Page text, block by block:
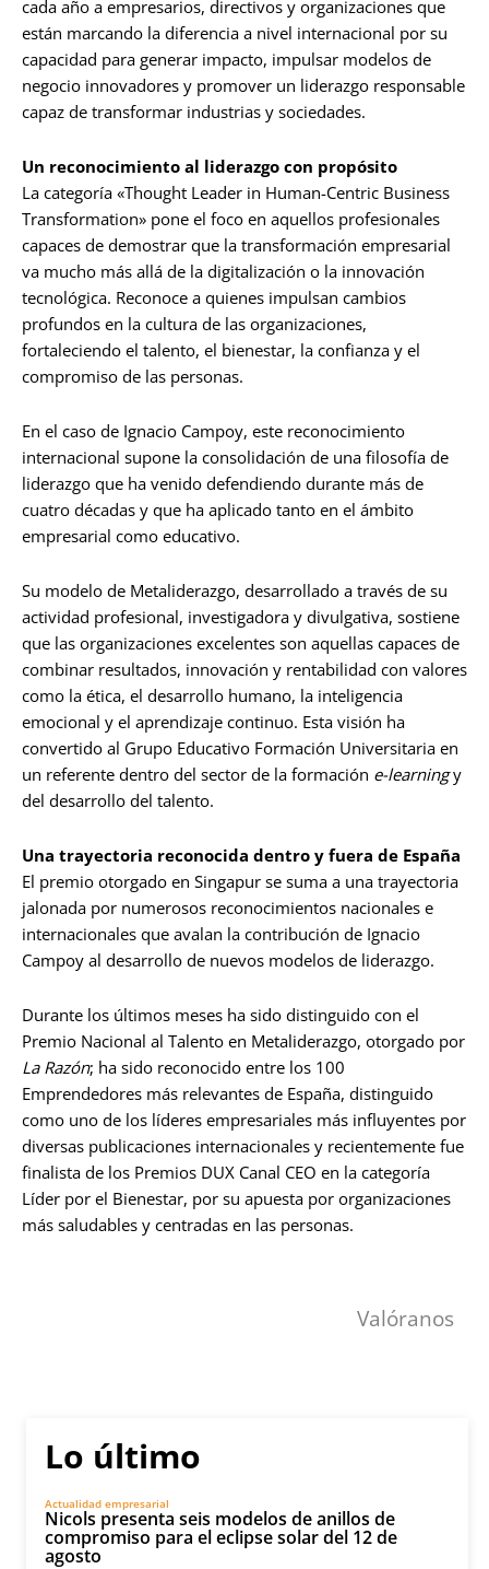
cada año a empresarios, directivos y organizaciones que
están marcando la diferencia a nivel internacional por su
capacidad para generar impacto, impulsar modelos de
negocio innovadores y promover un liderazgo responsable
capaz de transformar industrias y sociedades.
Un reconocimiento al liderazgo con propósito
La categoría «Thought Leader in Human-Centric Business
Transformation» pone el foco en aquellos profesionales
capaces de demostrar que la transformación empresarial
va mucho más allá de la digitalización o la innovación
tecnológica. Reconoce a quienes impulsan cambios
profundos en la cultura de las organizaciones,
fortaleciendo el talento, el bienestar, la confianza y el
compromiso de las personas.
En el caso de Ignacio Campoy, este reconocimiento
internacional supone la consolidación de una filosofía de
liderazgo que ha venido defendiendo durante más de
cuatro décadas y que ha aplicado tanto en el ámbito
empresarial como educativo.
Su modelo de Metaliderazgo, desarrollado a través de su
actividad profesional, investigadora y divulgativa, sostiene
que las organizaciones excelentes son aquellas capaces de
combinar resultados, innovación y rentabilidad con valores
como la ética, el desarrollo humano, la inteligencia
emocional y el aprendizaje continuo. Esta visión ha
convertido al Grupo Educativo Formación Universitaria en
un referente dentro del sector de la formación e-learningy
del desarrollo del talento.
Una trayectoria reconocida dentro y fuera de España
El premio otorgado en Singapur se suma a una trayectoria
jalonada por numerosos reconocimientos nacionales e
internacionales que avalan la contribución de Ignacio
Campoy al desarrollo de nuevos modelos de liderazgo.
Durante los últimos meses ha sido distinguido con el
Premio Nacional al Talento en Metaliderazgo, otorgado por
La Razón; ha sido reconocido entre los 100
Emprendedores más relevantes de España, distinguido
como uno de los líderes empresariales más influyentes por
diversas publicaciones internacionales y recientemente fue
finalista de los Premios DUX Canal CEO en la categoría
Líder por el Bienestar, por su apuesta por organizaciones
más saludables y centradas en las personas.
Valóranos
Lo último
Actualidad empresarial
Nicols presenta seis modelos de anillos de
compromiso para el eclipse solar del 12 de
agosto